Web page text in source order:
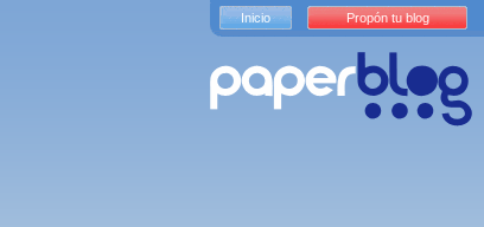
Inicio Propón tu blog